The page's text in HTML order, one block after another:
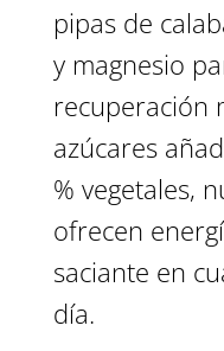
pipas de
y magnesio
recuperación
azúcares
% vegetales,
ofrecen
saciante en
día.